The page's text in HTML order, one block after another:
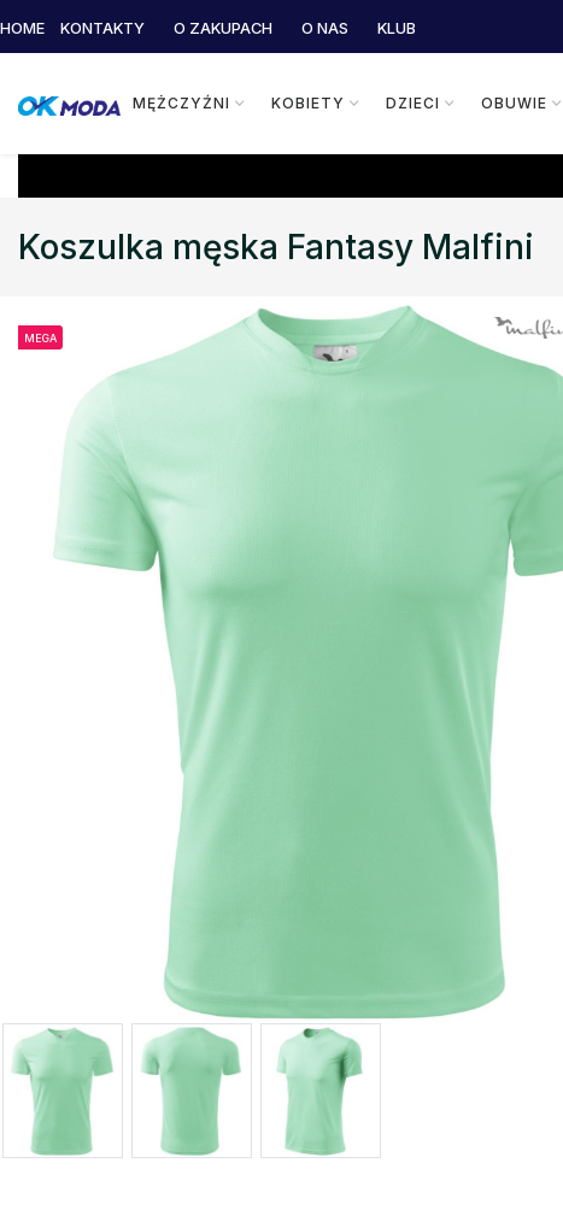
HOME KONTAKTY O ZAKUPACH O NAS KLUB
MĘŻCZYŹNI KOBIETY DZIECI OBUWIE
Koszulka męska Fantasy Malfini
MEGA